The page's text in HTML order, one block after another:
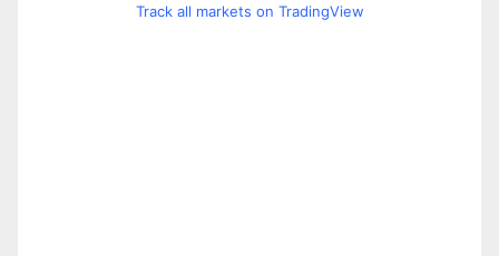
Track all markets on TradingView